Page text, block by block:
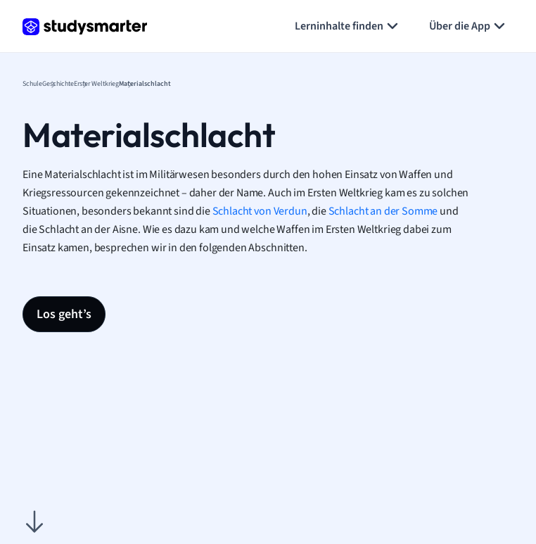
Lerninhalte finden Über die App
SchuleGeschichteErster WeltkriegMaterialschlacht
Materialschlacht
Eine Materialschlacht ist im Militärwesen besonders durch den hohen Einsatz von Waffen und
Kriegsressourcen gekennzeichnet – daher der Name. Auch im Ersten Weltkrieg kam es zu solchen
Situationen, besonders bekannt sind dieSchlacht von Verdun, dieSchlacht an der Sommeund
die Schlacht an der Aisne. Wie es dazu kam und welche Waffen im Ersten Weltkrieg dabei zum
Einsatz kamen, besprechen wir in den folgenden Abschnitten.
Los geht’s